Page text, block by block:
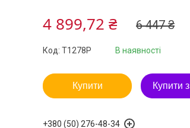
6 447 ₴
4 899,72 ₴
В наявності
Код: T1278P
Купити Купити з
+380 (50) 276-48-34